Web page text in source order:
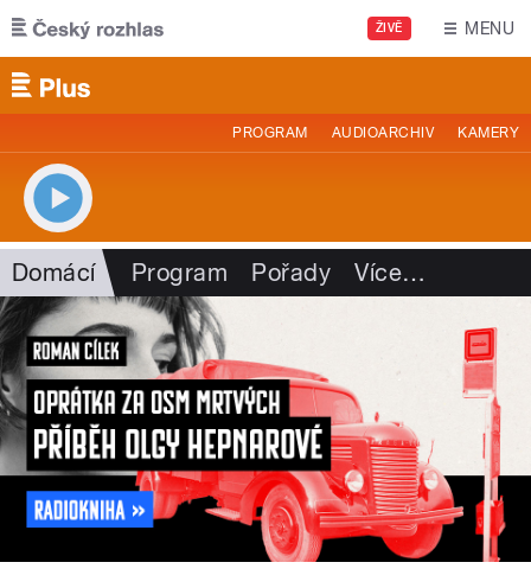
Přejít k hlavnímu obsahu
ŽIVĚ MENU
PROGRAM AUDIOARCHIV KAMERY
Domácí Program Pořady Více…